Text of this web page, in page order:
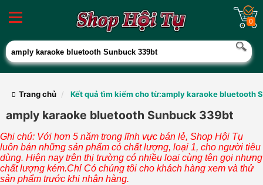
0
Trang chủ Kết quả tìm kiếm cho từ:amply karaoke bluetooth
amply karaoke bluetooth Sunbuck 339bt
Ghi chú: Với hơn 5 năm trong lĩnh vực bán lẻ, Shop Hội Tụ
luôn bán những sản phẩm có chất lượng, loại 1, cho người tiêu
dùng. Hiện nay trên thị trường có nhiều loại cùng tên gọi nhưng
chất lượng kém.Chỉ Có chúng tôi cho khách hàng xem và thử
sản phẩm trước khi nhận hàng.